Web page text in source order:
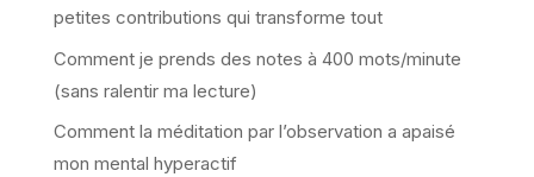
petites contributions qui transforme tout
Comment je prends des notes à 400 mots/minute
(sans ralentir ma lecture)
Comment la méditation par l’observation a apaisé
mon mental hyperactif